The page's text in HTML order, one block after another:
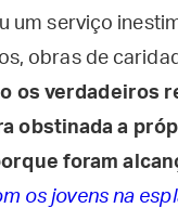
um serviço
obras de
os verdadeiros
obstinada a
foram
os jovens na